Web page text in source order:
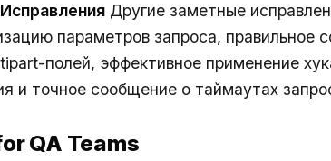
Другие заметные
параметров запроса, правильное
полей, эффективное применение
и точное сообщение о таймаутах
QA Teams